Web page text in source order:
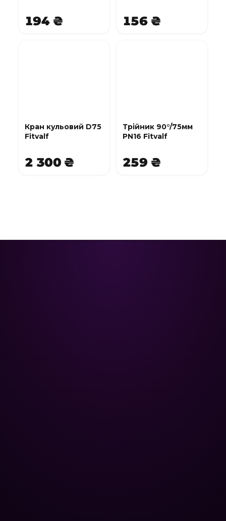
194 ₴ 156 ₴
Кран кульовий D75
Fitvalf
2 300 ₴
Трійник 90°/75мм
PN16 Fitvalf
259 ₴